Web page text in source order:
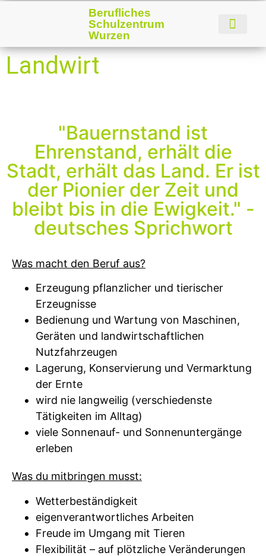
Berufliches
Schulzentrum
Wurzen
Landwirt
"Bauernstand ist
Ehrenstand, erhält die
Stadt, erhält das Land. Er ist
der Pionier der Zeit und
bleibt bis in die Ewigkeit." -
deutsches Sprichwort
Was macht den Beruf aus?
Erzeugung pflanzlicher und tierischer
Erzeugnisse
Bedienung und Wartung von Maschinen,
Geräten und landwirtschaftlichen
Nutzfahrzeugen
Lagerung, Konservierung und Vermarktung
der Ernte
wird nie langweilig (verschiedenste
Tätigkeiten im Alltag)
viele Sonnenauf- und Sonnenuntergänge
erleben
Was du mitbringen musst:
Wetterbeständigkeit
eigenverantwortliches Arbeiten
Freude im Umgang mit Tieren
Flexibilität – auf plötzliche Veränderungen